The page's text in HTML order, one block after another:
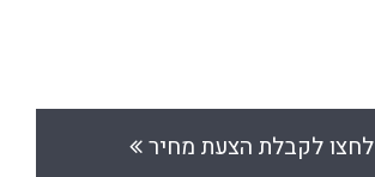
לחצו לקבלת הצעת מחיר